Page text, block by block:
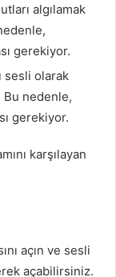
algılamak
gerekiyor.
sesli olarak
nedenle,
gerekiyor.
karşılayan
açın ve sesli
açabilirsiniz.